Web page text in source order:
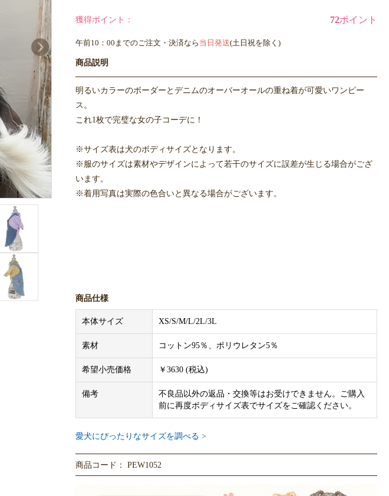
獲得ポイント： 72ポイント
午前10：00までのご注文・決済なら 当日発送(土日祝を除く)
商品説明
明るいカラーのボーダーとデニムのオーバーオールの重ね着が可愛いワンピー
ス。
これ1枚で完璧な女の子コーデに！
※サイズ表は犬のボディサイズとなります。
※服のサイズは素材やデザインによって若干のサイズに誤差が生じる場合がござ
います。
※着用写真は実際の色合いと異なる場合がございます。
商品仕様
本体サイズ XS/S/M/L/2L/3L
素材 コットン95％、ポリウレタン5％
希望小売価格 ￥3630 (税込)
備考
不良品以外の返品・交換等はお受けできません。ご購入
前に再度ボディサイズ表でサイズをご確認ください。
愛犬にぴったりなサイズを調べる >
商品コード： PEW1052